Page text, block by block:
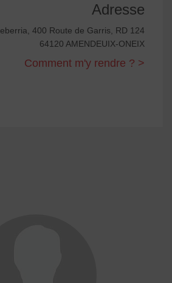
Adresse
400 Route de Garris, RD 124
64120 AMENDEUIX-ONEIX
Comment m'y rendre ? >